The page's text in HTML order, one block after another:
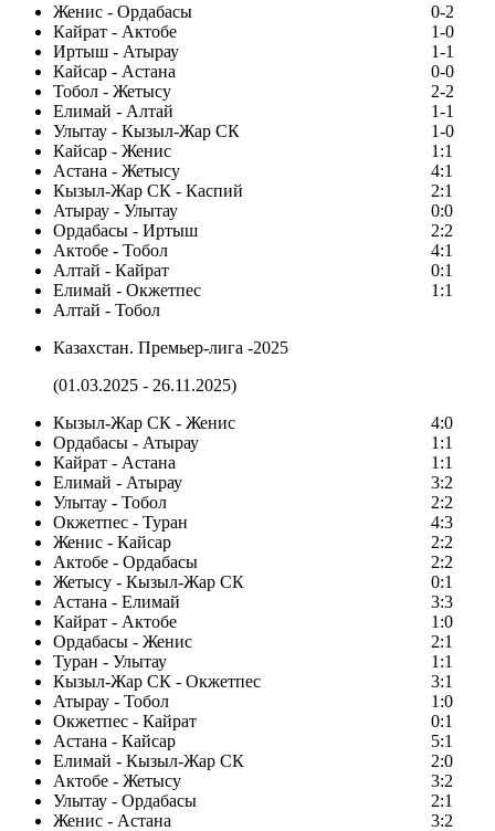
Женис - Ордабасы
0-2
Кайрат - Актобе
1-0
Иртыш - Атырау
1-1
Кайсар - Астана
0-0
Тобол - Жетысу
2-2
Елимай - Алтай
1-1
Улытау - Кызыл-Жар СК
1-0
Кайсар - Женис
1:1
Астана - Жетысу
4:1
Кызыл-Жар СК - Каспий
2:1
Атырау - Улытау
0:0
Ордабасы - Иртыш
2:2
Актобе - Тобол
4:1
Алтай - Кайрат
0:1
Елимай - Окжетпес
1:1
Алтай - Тобол
Казахстан. Премьер-лига -2025
(01.03.2025 - 26.11.2025)
Кызыл-Жар СК - Женис
4:0
Ордабасы - Атырау
1:1
Кайрат - Астана
1:1
Елимай - Атырау
3:2
Улытау - Тобол
2:2
Окжетпес - Туран
4:3
Женис - Кайсар
2:2
Актобе - Ордабасы
2:2
Жетысу - Кызыл-Жар СК
0:1
Астана - Елимай
3:3
Кайрат - Актобе
1:0
Ордабасы - Женис
2:1
Туран - Улытау
1:1
Кызыл-Жар СК - Окжетпес
3:1
Атырау - Тобол
1:0
Окжетпес - Кайрат
0:1
Астана - Кайсар
5:1
Елимай - Кызыл-Жар СК
2:0
Актобе - Жетысу
3:2
Улытау - Ордабасы
2:1
Женис - Астана
3:2